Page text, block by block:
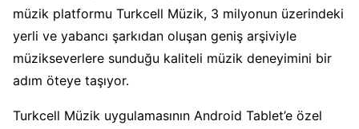
müzik platformu Turkcell Müzik, 3 milyonun üzerindeki
yerli ve yabancı şarkıdan oluşan geniş arşiviyle
müzikseverlere sunduğu kaliteli müzik deneyimini bir
adım öteye taşıyor.
Turkcell Müzik uygulamasının Android Tablet’e özel